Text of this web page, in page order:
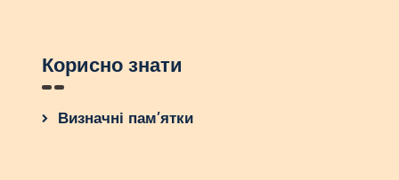
Корисно знати
Визначні пам’ятки